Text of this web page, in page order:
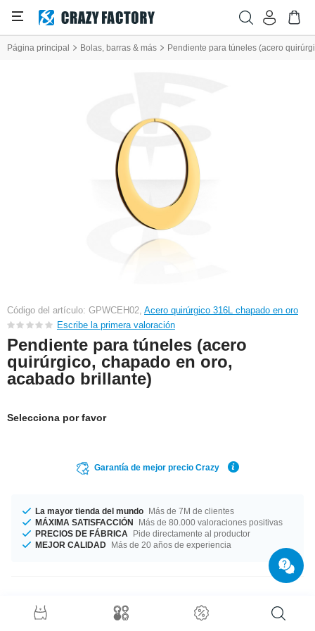
Página principal Bolas, barras & más Pendiente para túneles (acero
Código del artículo: GPWCEH02, Acero quirúrgico 316L chapado en oro
Escribe la primera valoración
Pendiente para túneles (acero
quirúrgico, chapado en oro,
acabado brillante)
Selecciona por favor
Garantía de mejor precio Crazy
La mayor tienda del mundo Más de 7M de clientes
MÁXIMA SATISFACCIÓN
Más de 80.000 valoraciones positivas
PRECIOS DE FÁBRICA
Pide directamente al productor
MEJOR CALIDAD Más de 20 años de experiencia
Detalles del producto